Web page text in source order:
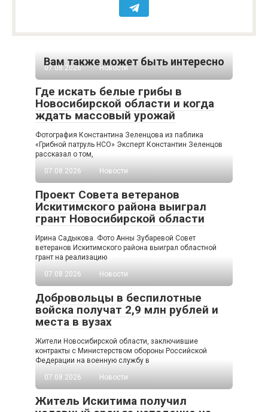
Вам также может быть интересно
07.08.2026 Новости
Где искать белые грибы в
Новосибирской области и когда
ждать массовый урожай
Фотография Константина Зеленцова из паблика
«Грибной патруль НСО» Эксперт Константин Зеленцов
рассказал о том,
07.08.2026
Новости
Проект Совета ветеранов
Искитимского района выиграл
грант Новосибирской области
Ирина Садыкова. Фото Анны Зубаревой Совет
ветеранов Искитимского района выиграл областной
грант на реализацию
07.08.2026
Новости
Добровольцы в беспилотные
войска получат 2,9 млн рублей и
места в вузах
Жители Новосибирской области, заключившие
контракты с Министерством обороны Российской
Федерации на военную службу в
07.08.2026
Новости
Житель Искитима получил